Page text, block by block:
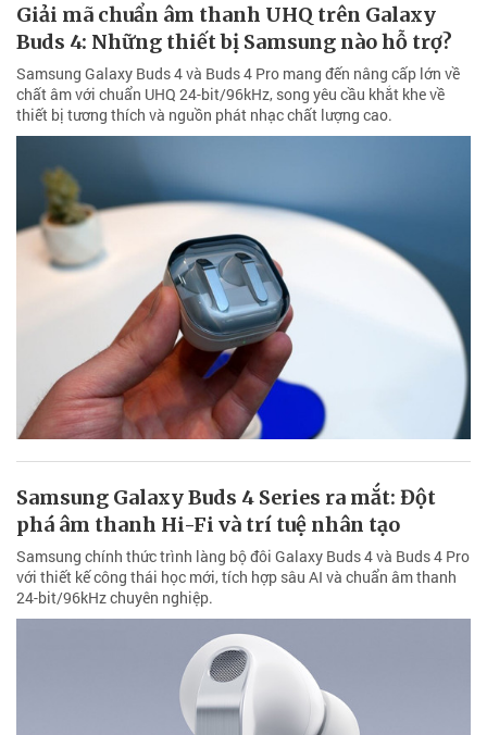
Giải mã chuẩn âm thanh UHQ trên Galaxy
Buds 4: Những thiết bị Samsung nào hỗ trợ?
Samsung Galaxy Buds 4 và Buds 4 Pro mang đến nâng cấp lớn về
chất âm với chuẩn UHQ 24-bit/96kHz, song yêu cầu khắt khe về
thiết bị tương thích và nguồn phát nhạc chất lượng cao.
Samsung Galaxy Buds 4 Series ra mắt: Đột
phá âm thanh Hi-Fi và trí tuệ nhân tạo
Samsung chính thức trình làng bộ đôi Galaxy Buds 4 và Buds 4 Pro
với thiết kế công thái học mới, tích hợp sâu AI và chuẩn âm thanh
24-bit/96kHz chuyên nghiệp.